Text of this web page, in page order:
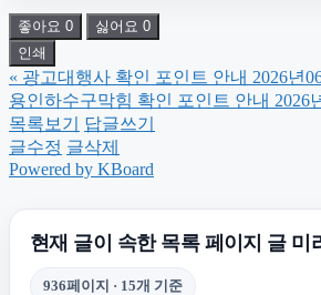
좋아요 0 싫어요 0
인쇄
« 광고대행사 확인 포인트 안내 2026년
용인하수구막힘 확인 포인트 안내 2026
목록보기
답글쓰기
글수정 글삭제
Powered by KBoard
현재 글이 속한 목록 페이지 글 미
936페이지 · 15개 기준